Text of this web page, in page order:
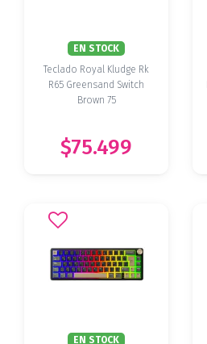
EN STOCK
Teclado Royal Kludge Rk
R65 Greensand Switch
Brown 75
$75.499
EN STOCK